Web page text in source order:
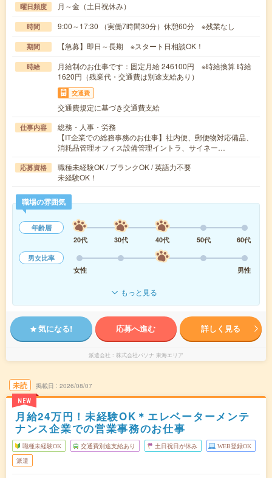
曜日頻度 月～金（土日祝休み）
時間 9:00～17:30 （実働7時間30分）休憩60分 ※残業なし
期間 【急募】即日～長期 ※スタート日相談OK！
時給
月給制のお仕事です：固定月給 246100円 ※時給換算 時給
1620円（残業代・交通費は別途支給あり）
交通費
交通費規定に基づき交通費支給
仕事内容
総務・人事・労務
【IT企業での総務事務のお仕事】社内便、郵便物対応備品、
消耗品管理オフィス設備管理イントラ、サイネー…
応募資格
職種未経験OK / ブランクOK / 英語力不要
未経験OK！
職場の雰囲気
年齢層
20代
30代 40代 50代
60代
男女比率
女性
男性
もっと見る
気になる! 応募へ進む 詳しく見る
派遣会社 株式会社パソナ 東海エリア
未読
NEW
掲載日 2026/08/07
月給24万円！未経験OK＊エレベーターメンテ
ナンス企業での営業事務のお仕事
職種未経験OK 交通費別途支給あり 土日祝日が休み WEB登録OK
派遣